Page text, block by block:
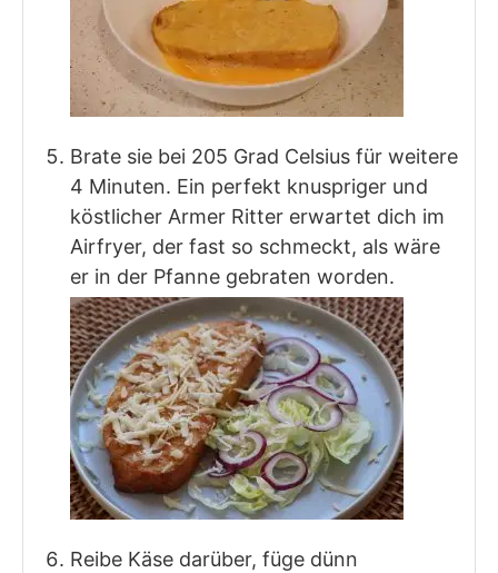
Brate sie bei 205 Grad Celsius für weitere
4 Minuten. Ein perfekt knuspriger und
köstlicher Armer Ritter erwartet dich im
Airfryer, der fast so schmeckt, als wäre
er in der Pfanne gebraten worden.
Reibe Käse darüber, füge dünn